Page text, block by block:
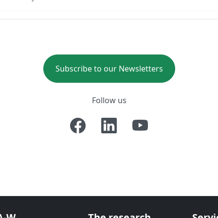
Subscribe to our Newsletters
Follow us